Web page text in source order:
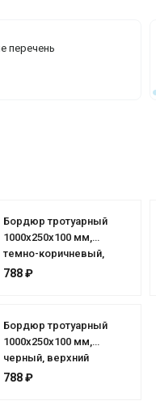
перечень
Бордюр тротуарный
1000х250х100 мм,
темно-коричневый,
верхний прокрас
788 ₽
Бордюр тротуарный
1000х250х100 мм,
черный, верхний
прокрас
788 ₽